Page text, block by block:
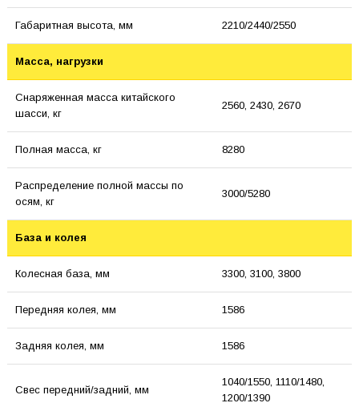
Габаритная высота, мм 2210/2440/2550
Масса, нагрузки
Снаряженная масса китайского
шасси, кг
2560, 2430, 2670
Полная масса, кг 8280
Распределение полной массы по
осям, кг
3000/5280
База и колея
Колесная база, мм 3300, 3100, 3800
Передняя колея, мм 1586
Задняя колея, мм 1586
Свес передний/задний, мм
1040/1550, 1110/1480,
1200/1390